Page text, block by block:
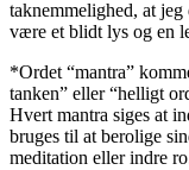
taknemmelighed, at
være et blidt lys og en
*Ordet “mantra”
tanken” eller “helligt
Hvert mantra siges at
bruges til at berolige
meditation eller indre